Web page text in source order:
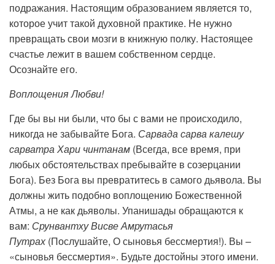
подражания. Настоящим образованием является то,
которое учит такой духовной практике. Не нужно
превращать свои мозги в книжную полку. Настоящее
счастье лежит в вашем собственном сердце.
Осознайте его.
Воплощения Любви!
Где бы вы ни были, что бы с вами не происходило,
никогда не забывайте Бога. Сарвада сарва калешу
сарватра Хари чинтанам (Всегда, все время, при
любых обстоятельствах пребывайте в созерцании
Бога). Без Бога вы превратитесь в самого дьявола. Вы
должны жить подобно воплощению Божественной
Атмы, а не как дьяволы. Упанишады обращаются к
вам: Срунвантху Висве Амрутасья
Путрах(Послушайте, О сыновья бессмертия!). Вы –
«сыновья бессмертия». Будьте достойны этого имени.